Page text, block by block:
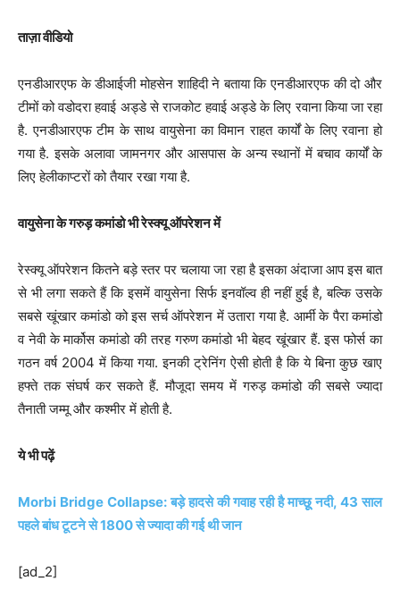
ताज़ा वीडियो
एनडीआरएफ के डीआईजी मोहसेन शाहिदी ने बताया कि एनडीआरएफ की दो और
टीमों को वडोदरा हवाई अड्डे से राजकोट हवाई अड्डे के लिए रवाना किया जा रहा
है. एनडीआरएफ टीम के साथ वायुसेना का विमान राहत कार्यों के लिए रवाना हो
गया है. इसके अलावा जामनगर और आसपास के अन्य स्थानों में बचाव कार्यों के
लिए हेलीकाप्टरों को तैयार रखा गया है.
वायुसेना के गरुड़ कमांडो भी रेस्क्यू ऑपरेशन में
रेस्क्यू ऑपरेशन कितने बड़े स्तर पर चलाया जा रहा है इसका अंदाजा आप इस बात
से भी लगा सकते हैं कि इसमें वायुसेना सिर्फ इनवॉल्व ही नहीं हुई है, बल्कि उसके
सबसे खूंखार कमांडो को इस सर्च ऑपरेशन में उतारा गया है. आर्मी के पैरा कमांडो
व नेवी के मार्कोस कमांडो की तरह गरुण कमांडो भी बेहद खूंखार हैं. इस फोर्स का
गठन वर्ष 2004 में किया गया. इनकी ट्रेनिंग ऐसी होती है कि ये बिना कुछ खाए
हफ्ते तक संघर्ष कर सकते हैं. मौजूदा समय में गरुड़ कमांडो की सबसे ज्‍यादा
तैनाती जम्मू और कश्मीर में होती है.
ये भी पढ़ें
Morbi Bridge Collapse: बड़े हादसे की गवाह रही है माच्छूू नदी, 43 साल
पहले बांध टूटने से 1800 से ज्यादा की गई थी जान
[ad_2]